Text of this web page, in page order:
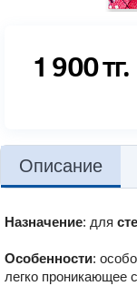
1 900тг.
Описание
Назначение: для
Особенности:
легко проникающее